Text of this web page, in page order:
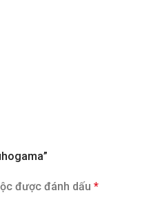
được đánh dấu*